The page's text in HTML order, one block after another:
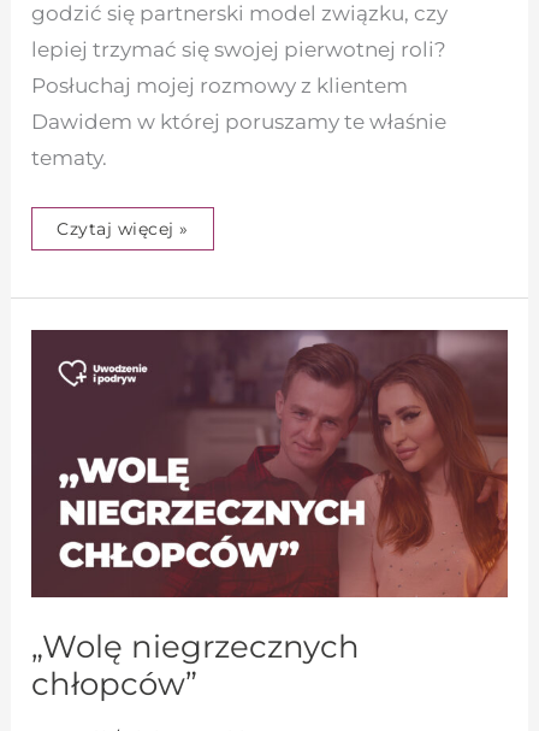
godzić się partnerski model związku, czy
lepiej trzymać się swojej pierwotnej roli?
Posłuchaj mojej rozmowy z klientem
Dawidem w której poruszamy te właśnie
tematy.
Czytaj więcej »
„Wolę niegrzecznych
chłopców”
„Wolę
chłopców”